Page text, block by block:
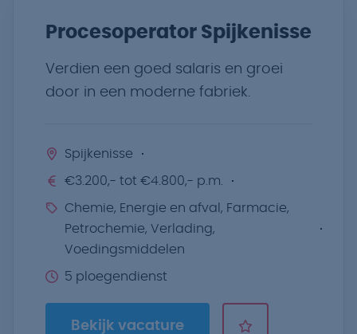
Procesoperator Spijkenisse
Verdien een goed salaris en groei
door in een moderne fabriek.
Spijkenisse
€3.200,- tot €4.800,- p.m.
Chemie, Energie en afval, Farmacie,
Petrochemie, Verlading,
Voedingsmiddelen
5 ploegendienst
Bekijk vacature